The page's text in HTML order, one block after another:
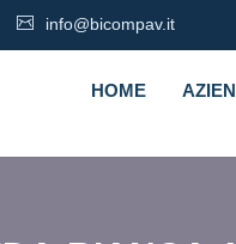
info@bicompav.it
HOME